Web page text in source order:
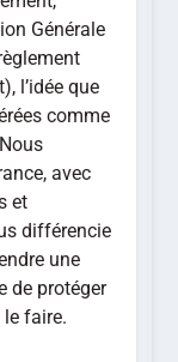
une
protéger
faire.
R&D, et
effectifs
30%
qui est
entre